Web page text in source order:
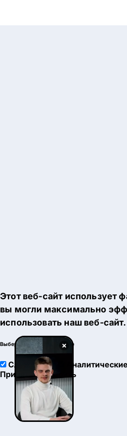
×
Этот веб-сайт использует
вы могли максимально
использовать наш веб-сайт.
Выберите настройки cookie
Служебные
Принять Настроить